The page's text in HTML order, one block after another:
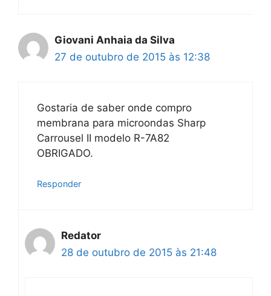
Giovani Anhaia da Silva
27 de outubro de 2015 às 12:38
Gostaria de saber onde compro
membrana para microondas Sharp
Carrousel II modelo R-7A82
OBRIGADO.
Responder
Redator
28 de outubro de 2015 às 21:48